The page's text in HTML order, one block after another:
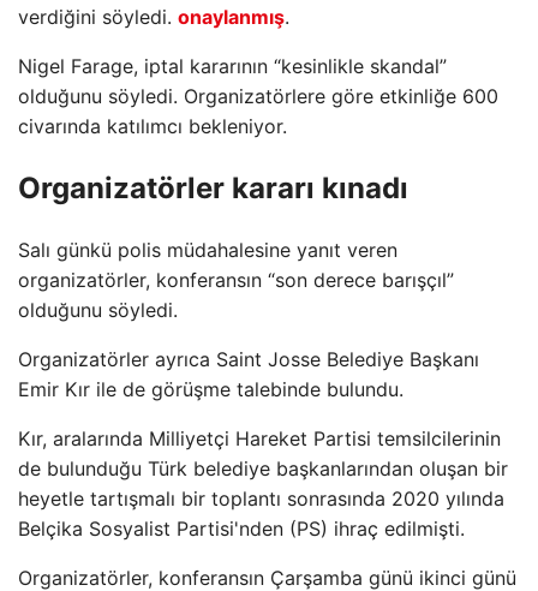
verdiğini söyledi. onaylanmış.
Nigel Farage, iptal kararının “kesinlikle skandal”
olduğunu söyledi. Organizatörlere göre etkinliğe 600
civarında katılımcı bekleniyor.
Organizatörler kararı kınadı
Salı günkü polis müdahalesine yanıt veren
organizatörler, konferansın “son derece barışçıl”
olduğunu söyledi.
Organizatörler ayrıca Saint Josse Belediye Başkanı
Emir Kır ile de görüşme talebinde bulundu.
Kır, aralarında Milliyetçi Hareket Partisi temsilcilerinin
de bulunduğu Türk belediye başkanlarından oluşan bir
heyetle tartışmalı bir toplantı sonrasında 2020 yılında
Belçika Sosyalist Partisi'nden (PS) ihraç edilmişti.
Organizatörler, konferansın Çarşamba günü ikinci günü